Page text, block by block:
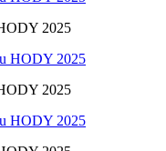
2025
2025